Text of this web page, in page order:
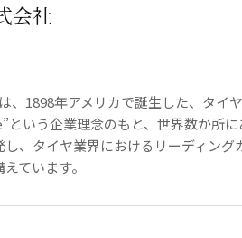
会社
、1898年アメリカで誕生した、タ
いう企業理念のもと、世界数か所
、タイヤ業界におけるリーディン
ています。